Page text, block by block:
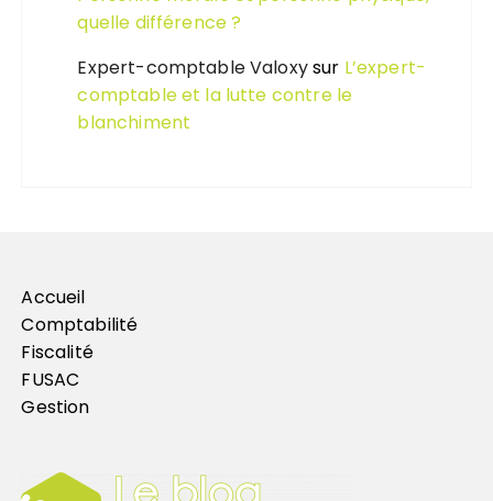
quelle différence ?
Expert-comptable Valoxysur L’expert-
comptable et la lutte contre le
blanchiment
Accueil
Comptabilité
Fiscalité
FUSAC
Gestion